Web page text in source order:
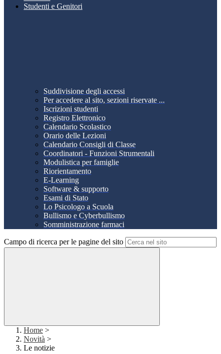
Studenti e Genitori
Suddivisione degli accessi
Per accedere al sito, sezioni riservate ...
Iscrizioni studenti
Registro Elettronico
Calendario Scolastico
Orario delle Lezioni
Calendario Consigli di Classe
Coordinatori - Funzioni Strumentali
Modulistica per famiglie
Riorientamento
E-Learning
Software & supporto
Esami di Stato
Lo Psicologo a Scuola
Bullismo e Cyberbullismo
Somministrazione farmaci
Campo di ricerca per le pagine del sito
Home >
Novità >
Le notizie